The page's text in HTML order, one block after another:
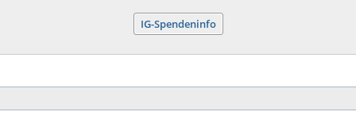
IG-Spendeninfo